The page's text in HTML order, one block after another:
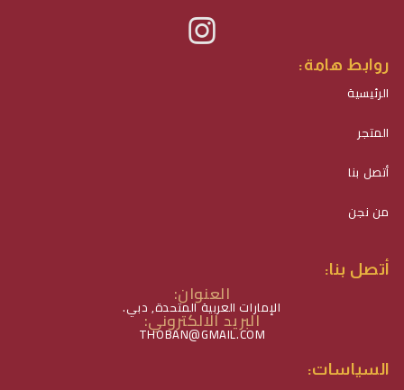
أتصل بنا:
العنوان:
الإمارات العربية المتحدة, دبي.
البريد الالكتروني:
THOBAN@GMAIL.COM
روابط هامة:
الرئيسية
المتجر
أتصل بنا
من نجن
السياسات: